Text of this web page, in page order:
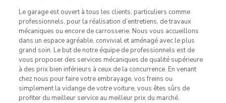
Le garage est ouvert à tous les clients, particuliers comme
professionnels, pour la réalisation d’entretiens, de travaux
mécaniques ou encore de carrosserie. Nous vous accueillons
dans un espace agréable, convivial et aménagé avec le plus
grand soin. Le but de notre équipe de professionnels est de
vous proposer des services mécaniques de qualité supérieure
à des prix bien inférieurs à ceux de la concurrence. En venant
chez nous pour faire votre embrayage, vos freins ou
simplement la vidange de votre voiture, vous êtes sûrs de
profiter du meilleur service au meilleur prix du marché.